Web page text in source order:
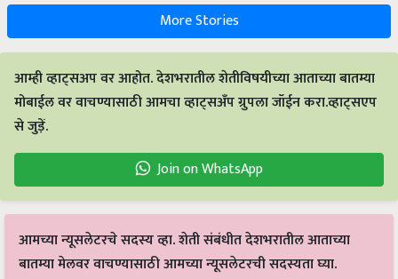
More Stories
आम्ही व्हाट्सअप वर आहोत. देशभरातील शेतीविषयीच्या आताच्या बातम्या
मोबाईल वर वाचण्यासाठी आमचा व्हाट्सअँप ग्रुपला जॉईन करा.व्हाट्सएप
से जुड़ें.
Join on WhatsApp
आमच्या न्यूसलेटरचे सदस्य व्हा. शेती संबंधीत देशभरातील आताच्या
बातम्या मेलवर वाचण्यासाठी आमच्या न्यूसलेटरची सदस्यता घ्या.